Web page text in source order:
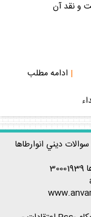
و نقد آن
| ادامه مطلب
ديني انوارطاها
30001939